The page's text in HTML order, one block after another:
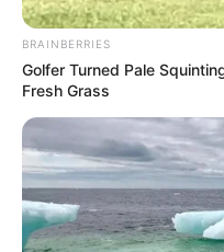
BRAINBERRIES
Golfer Turned Pale
Fresh Grass